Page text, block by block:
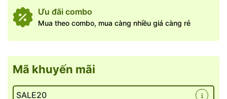
Ưu đãi combo
Mua theo combo, mua càng nhiều giá càng rẻ
Mã khuyến mãi
SALE20